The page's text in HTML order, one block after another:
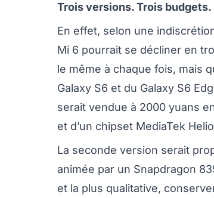
Trois versions. Trois budgets.
En effet, selon une
Mi 6 pourrait se décliner en
le même à chaque fois, mais
Galaxy S6 et du Galaxy S6
serait vendue à 2000 yuans
et d’un chipset MediaTek
La seconde version serait
animée par un Snapdragon
et la plus qualitative,